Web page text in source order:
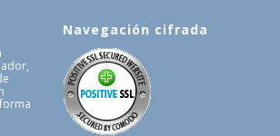
Navegación cifrada